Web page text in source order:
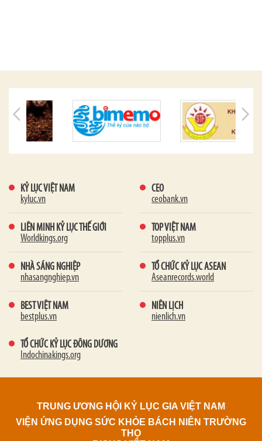
KỶ LỤC VIỆT NAM
kyluc.vn
CEO
ceobank.vn
LIÊN MINH KỶ LỤC THẾ GIỚI
Worldkings.org
TOP VIỆT NAM
topplus.vn
NHÀ SÁNG NGHIỆP
nhasangnghiep.vn
TỔ CHỨC KỶ LỤC ASEAN
Aseanrecords.world
BEST VIỆT NAM
bestplus.vn
NIÊN LỊCH
nienlich.vn
TỔ CHỨC KỶ LỤC ĐÔNG DƯƠNG
Indochinakings.org
TRUNG ƯƠNG HỘI KỶ LỤC GIA VIỆT NAM
VIỆN ỨNG DỤNG SỨC KHỎE BÁCH NIÊN TRƯỜNG
THỌ